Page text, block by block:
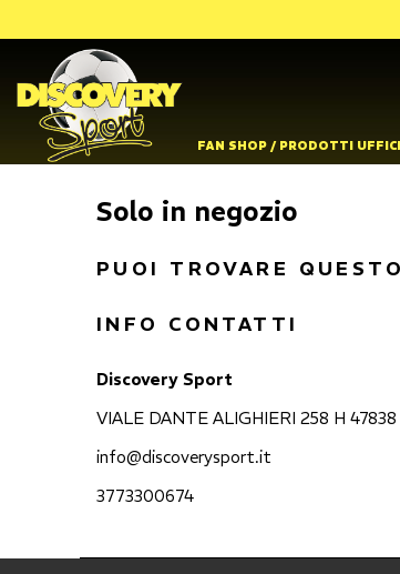
FAN SHOP / PRODOTTI
Solo in negozio
PUOI TROVARE
INFO CONTATTI
Discovery Sport
VIALE DANTE ALIGHIERI 258 H 47838
info@discoverysport.it
3773300674